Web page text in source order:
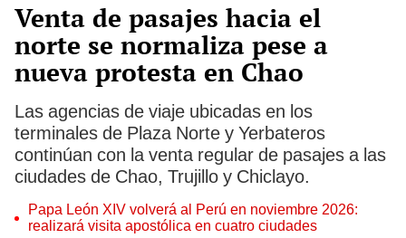
Venta de pasajes hacia el
norte se normaliza pese a
nueva protesta en Chao
Las agencias de viaje ubicadas en los
terminales de Plaza Norte y Yerbateros
continúan con la venta regular de pasajes a las
ciudades de Chao, Trujillo y Chiclayo.
Papa León XIV volverá al Perú en noviembre 2026:
realizará visita apostólica en cuatro ciudades